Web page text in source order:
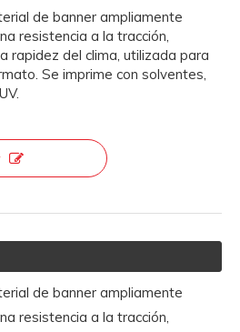
de banner ampliamente
resistencia a la tracción,
rapidez del clima, utilizada para
Se imprime con solventes,
de banner ampliamente
resistencia a la tracción,